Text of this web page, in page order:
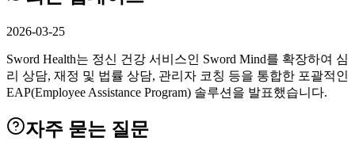
2026-03-25
Sword Health는 정신 건강 서비스인 Sword Mind를 확장하여 심
리 상담, 재정 및 법률 상담, 관리자 코칭 등을 통합한 포괄적인
EAP(Employee Assistance Program) 솔루션을 발표했습니다.
자주 묻는 질문